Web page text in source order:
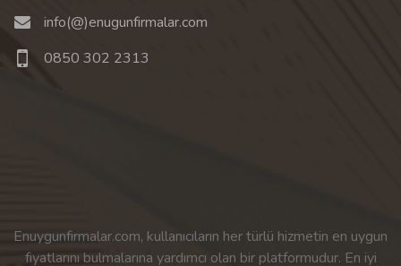
info(@)enugunfirmalar.com
0850 302 2313
Enuygunfirmalar.com, kullanıcıların her türlü hizmetin en uygun
fiyatlarını bulmalarına yardımcı olan bir platformudur. En iyi